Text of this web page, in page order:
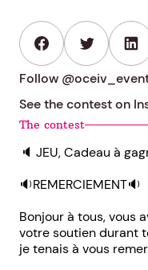
Follow
See the contest on
The contest
🔈 JEU, Cadeau à
🔉REMERCIEMENT🔉
Bonjour à tous, vous
votre soutien durant
je tenais à vous